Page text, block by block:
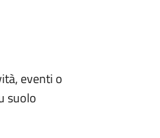
eventi o
suolo